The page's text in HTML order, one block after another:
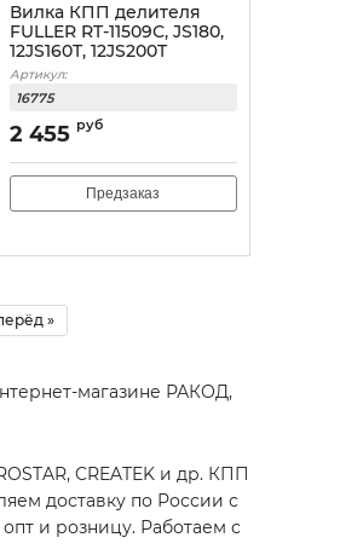
Вилка КПП делителя
FULLER RT-11509С, JS180,
12JS160T, 12JS200T
Артикул:
16775
2 455 руб
Предзаказ
»
магазине РАКОД,
CREATEK и др. КПП
доставку по России с
и розницу. Работаем с